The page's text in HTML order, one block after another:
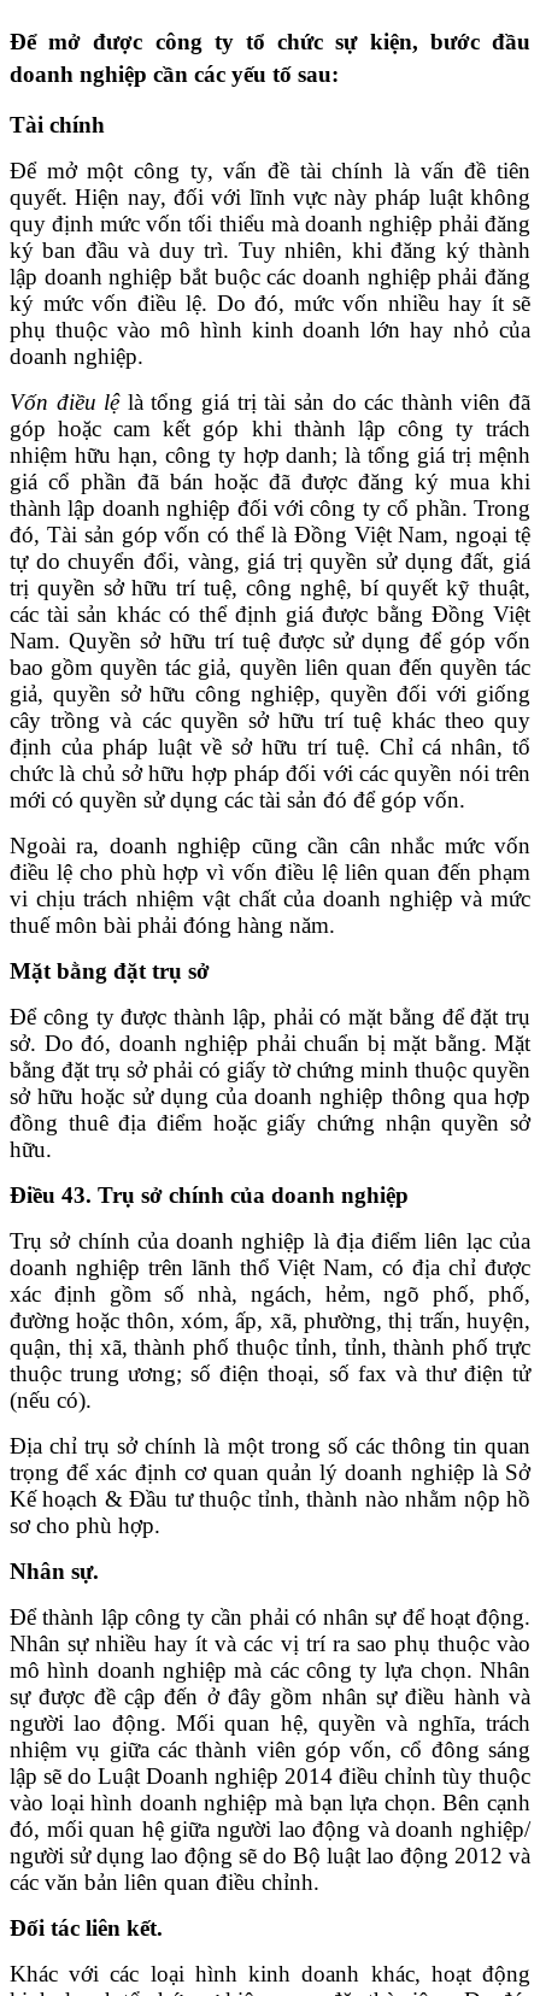
Để mở được công ty tổ chức sự kiện, bước đầu
doanh nghiệp cần các yếu tố sau:
Tài chính
Để mở một công ty, vấn đề tài chính là vấn đề tiên
quyết. Hiện nay, đối với lĩnh vực này pháp luật không
quy định mức vốn tối thiểu mà doanh nghiệp phải đăng
ký ban đầu và duy trì. Tuy nhiên, khi đăng ký thành
lập doanh nghiệp bắt buộc các doanh nghiệp phải đăng
ký mức vốn điều lệ. Do đó, mức vốn nhiều hay ít sẽ
phụ thuộc vào mô hình kinh doanh lớn hay nhỏ của
doanh nghiệp.
Vốn điều lệlà tổng giá trị tài sản do các thành viên đã
góp hoặc cam kết góp khi thành lập công ty trách
nhiệm hữu hạn, công ty hợp danh; là tổng giá trị mệnh
giá cổ phần đã bán hoặc đã được đăng ký mua khi
thành lập doanh nghiệp đối với công ty cổ phần. Trong
đó, Tài sản góp vốn có thể là Đồng Việt Nam, ngoại tệ
tự do chuyển đổi, vàng, giá trị quyền sử dụng đất, giá
trị quyền sở hữu trí tuệ, công nghệ, bí quyết kỹ thuật,
các tài sản khác có thể định giá được bằng Đồng Việt
Nam.Quyền sở hữu trí tuệ được sử dụng để góp vốn
bao gồm quyền tác giả, quyền liên quan đến quyền tác
giả, quyền sở hữu công nghiệp, quyền đối với giống
cây trồng và các quyền sở hữu trí tuệ khác theo quy
định của pháp luật về sở hữu trí tuệ. Chỉ cá nhân, tổ
chức là chủ sở hữu hợp pháp đối với các quyền nói trên
mới có quyền sử dụng các tài sản đó để góp vốn.
Ngoài ra, doanh nghiệp cũng cần cân nhắc mức vốn
điều lệ cho phù hợp vì vốn điều lệ liên quan đến phạm
vi chịu trách nhiệm vật chất của doanh nghiệp và mức
thuế môn bài phải đóng hàng năm.
Mặt bằng đặt trụ sở
Để công ty được thành lập, phải có mặt bằng để đặt trụ
sở. Do đó, doanh nghiệp phải chuẩn bị mặt bằng. Mặt
bằng đặt trụ sở phải có giấy tờ chứng minh thuộc quyền
sở hữu hoặc sử dụng của doanh nghiệp thông qua hợp
đồng thuê địa điểm hoặc giấy chứng nhận quyền sở
hữu.
Điều 43. Trụ sở chính của doanh nghiệp
Trụ sở chính của doanh nghiệp là địa điểm liên lạc của
doanh nghiệp trên lãnh thổ Việt Nam, có địa chỉ được
xác định gồm số nhà, ngách, hẻm, ngõ phố, phố,
đường hoặc thôn, xóm, ấp, xã, phường, thị trấn, huyện,
quận, thị xã, thành phố thuộc tỉnh, tỉnh, thành phố trực
thuộc trung ương; số điện thoại, số fax và thư điện tử
(nếu có).
Địa chỉ trụ sở chính là một trong số các thông tin quan
trọng để xác định cơ quan quản lý doanh nghiệp là Sở
Kế hoạch & Đầu tư thuộc tỉnh, thành nào nhằm nộp hồ
sơ cho phù hợp.
Nhân sự.
Để thành lập công ty cần phải có nhân sự để hoạt động.
Nhân sự nhiều hay ít và các vị trí ra sao phụ thuộc vào
mô hình doanh nghiệp mà các công ty lựa chọn. Nhân
sự được đề cập đến ở đây gồm nhân sự điều hành và
người lao động. Mối quan hệ, quyền và nghĩa, trách
nhiệm vụ giữa các thành viên góp vốn, cổ đông sáng
lập sẽ do Luật Doanh nghiệp 2014 điều chỉnh tùy thuộc
vào loại hình doanh nghiệp mà bạn lựa chọn. Bên cạnh
đó, mối quan hệ giữa người lao động và doanh nghiệp/
người sử dụng lao động sẽ do Bộ luật lao động 2012 và
các văn bản liên quan điều chỉnh.
Đối tác liên kết.
Khác với các loại hình kinh doanh khác, hoạt động